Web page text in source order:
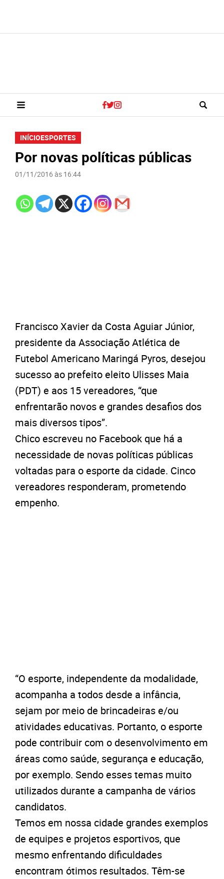
INÍCIOESPORTES
Por novas políticas públicas
01/11/2016 às 16:44
Francisco Xavier da Costa Aguiar Júnior,
presidente da Associação Atlética de
Futebol Americano Maringá Pyros, desejou
sucesso ao prefeito eleito Ulisses Maia
(PDT) e aos 15 vereadores, “que
enfrentarão novos e grandes desafios dos
mais diversos tipos”.
Chico escreveu no Facebook que há a
necessidade de novas políticas públicas
voltadas para o esporte da cidade. Cinco
vereadores responderam, prometendo
empenho.
“O esporte, independente da modalidade,
acompanha a todos desde a infância,
sejam por meio de brincadeiras e/ou
atividades educativas. Portanto, o esporte
pode contribuir com o desenvolvimento em
áreas como saúde, segurança e educação,
por exemplo. Sendo esses temas muito
utilizados durante a campanha de vários
candidatos.
Temos em nossa cidade grandes exemplos
de equipes e projetos esportivos, que
mesmo enfrentando dificuldades
encontram ótimos resultados. Têm-se